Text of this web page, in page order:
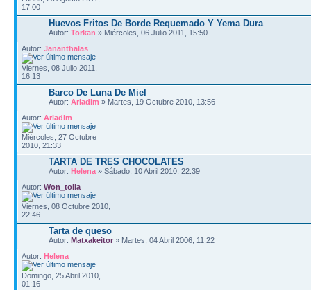
17:00
Huevos Fritos De Borde Requemado Y Yema Dura
Autor: Torkan » Miércoles, 06 Julio 2011, 15:50
Autor: Jananthalas
Viernes, 08 Julio 2011,
16:13
Barco De Luna De Miel
Autor: Ariadim » Martes, 19 Octubre 2010, 13:56
Autor: Ariadim
Miércoles, 27 Octubre
2010, 21:33
TARTA DE TRES CHOCOLATES
Autor: Helena » Sábado, 10 Abril 2010, 22:39
Autor: Won_tolla
Viernes, 08 Octubre 2010,
22:46
Tarta de queso
Autor: Matxakeitor » Martes, 04 Abril 2006, 11:22
Autor: Helena
Domingo, 25 Abril 2010,
01:16